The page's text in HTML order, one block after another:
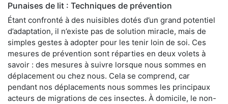
Punaises de lit : Techniques de prévention
Étant confronté à des nuisibles dotés d’un grand potentiel
d’adaptation, il n’existe pas de solution miracle, mais de
simples gestes à adopter pour les tenir loin de soi. Ces
mesures de prévention sont réparties en deux volets à
savoir : des mesures à suivre lorsque nous sommes en
déplacement ou chez nous. Cela se comprend, car
pendant nos déplacements nous sommes les principaux
acteurs de migrations de ces insectes. À domicile, le non-